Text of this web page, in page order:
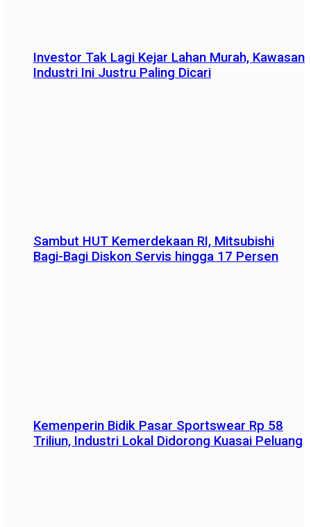
Investor Tak Lagi Kejar Lahan Murah, Kawasan
Industri Ini Justru Paling Dicari
Sambut HUT Kemerdekaan RI, Mitsubishi
Bagi-Bagi Diskon Servis hingga 17 Persen
Kemenperin Bidik Pasar Sportswear Rp 58
Triliun, Industri Lokal Didorong Kuasai Peluang